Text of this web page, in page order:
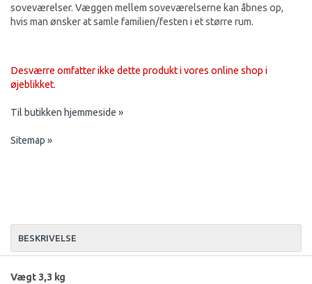
soveværelser. Væggen mellem soveværelserne kan åbnes op,
hvis man ønsker at samle familien/festen i et større rum.
Desværre omfatter ikke dette produkt i vores online shop i
øjeblikket.
Til butikken hjemmeside »
Sitemap »
BESKRIVELSE
Vægt 3,3 kg